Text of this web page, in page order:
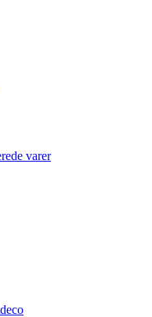
varer